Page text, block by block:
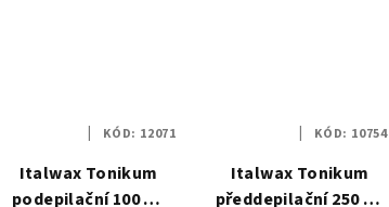
Italwax Tonikum
podepilační 100 ml
KÓD: 12071
Italwax Tonikum
předdepilační 250 ml
KÓD: 10754